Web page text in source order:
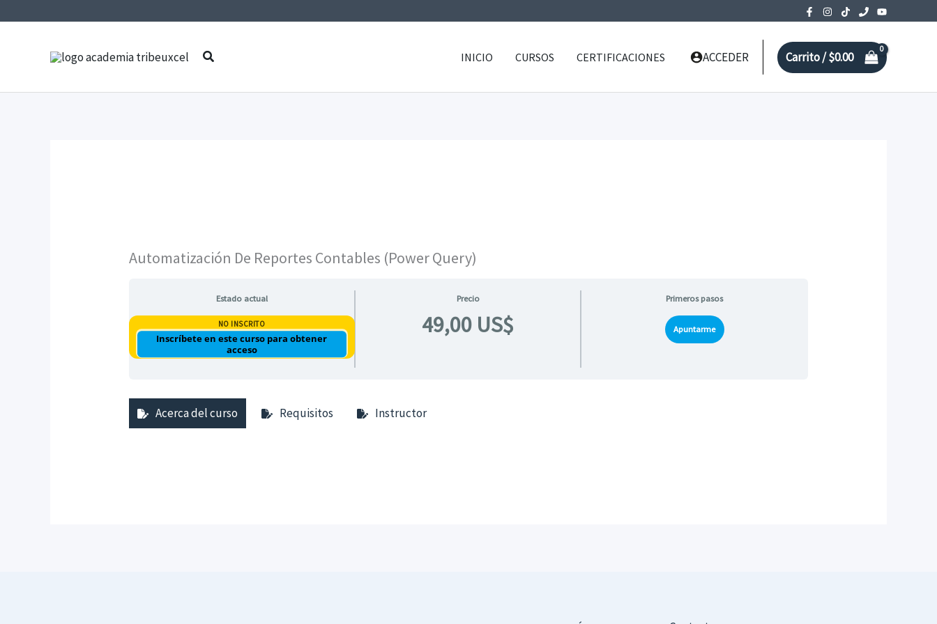
contenido
Buscar INICIO CURSOS CERTIFICACIONES ACCEDER Carrito /$0.00
Automatización De Reportes Contables (Power Query)
Estado actual
NO INSCRITO
Inscríbete en este curso para obtener
acceso
Precio
49,00 US$
Primeros pasos
Apuntarme
Acerca del curso Requisitos Instructor